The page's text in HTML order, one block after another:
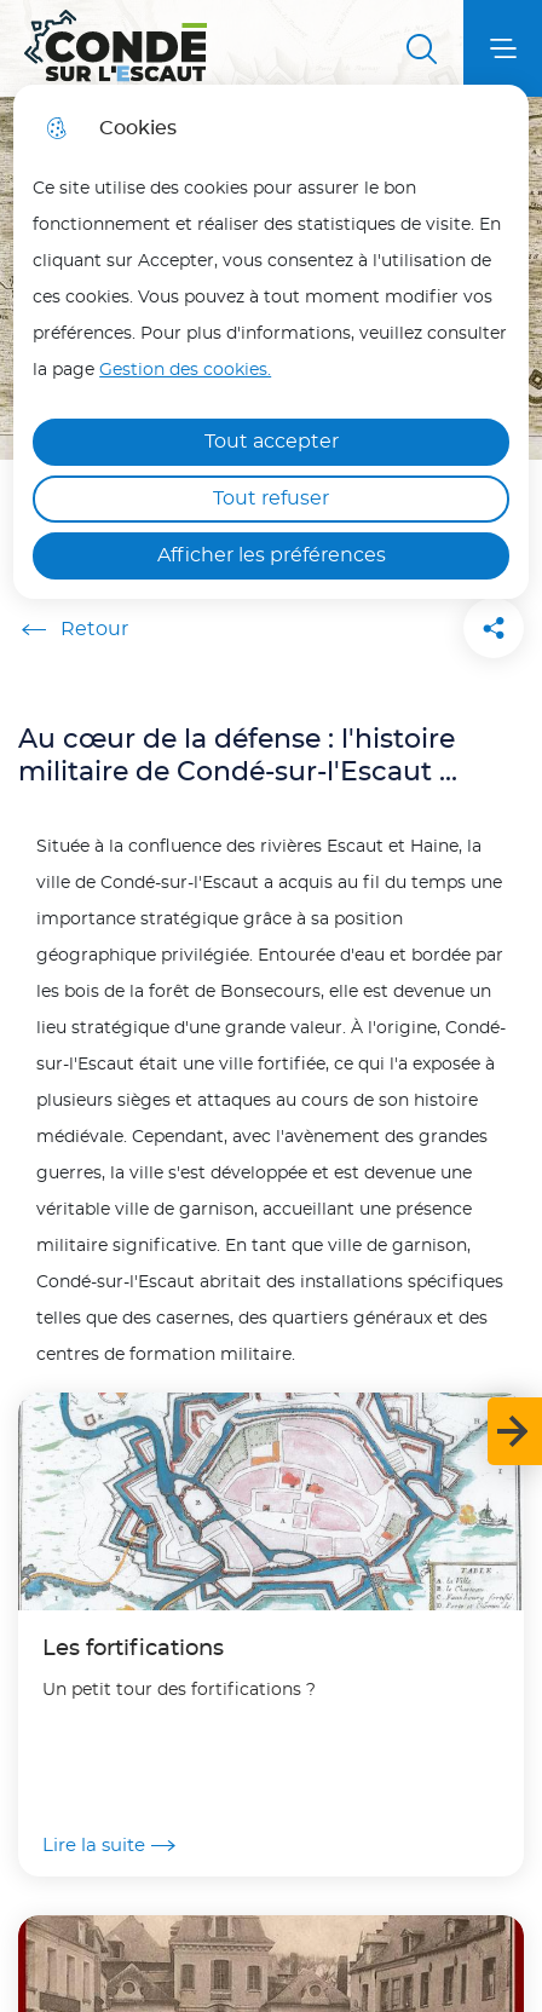
Cookies
Ce site utilise des cookies pour assurer le bon
fonctionnement et réaliser des statistiques de visite. En
cliquant sur Accepter, vous consentez à l'utilisation de
ces cookies. Vous pouvez à tout moment modifier vos
préférences. Pour plus d'informations, veuillez consulter
la pageGestion des cookies.
Afficher les préférences
Tout accepter
Tout refuser
Aller
au
menu
Aller à la
recherche
principal
plan du
site
En période de fortes chaleurs, adoptez les bons
réflexes pour vous protéger et protéger vos
proches.
Les personnes les plus vulnérables (enfants,
personnes âgées, malades ou isolées) doivent
Hydratez-vous régulièrement, évitez les efforts
physiques aux heures les plus chaudes (12h/18h)
et maintenez votre logement au frais.
seul dans une voiture.
Ville de Condé sur l'Escaut
Fonctions militaires
Accueil
Au cœur de la défense : l'histoire
militaire de Condé-sur-l'Escaut ...
Située à la confluence des rivières Escaut et Haine, la
ville de Condé-sur-l'Escaut a acquis au fil du temps une
importance stratégique grâce à sa position
géographique privilégiée. Entourée d'eau et bordée par
les bois de la forêt de Bonsecours, elle est devenue un
lieu stratégique d'une grande valeur. À l'origine, Condé-
sur-l'Escaut était une ville fortifiée, ce qui l'a exposée à
plusieurs sièges et attaques au cours de son histoire
médiévale. Cependant, avec l'avènement des grandes
guerres, la ville s'est développée et est devenue une
véritable ville de garnison, accueillant une présence
militaire significative. En tant que ville de garnison,
Condé-sur-l'Escaut abritait des installations spécifiques
telles que des casernes, des quartiers généraux et des
centres de formation militaire.
Les fortifications
Un petit tour des fortifications ?
Lire la suite